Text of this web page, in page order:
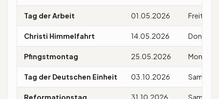
Tag der Arbeit 01.05.2026 Freitag
Christi Himmelfahrt 14.05.2026
Pfingstmontag 25.05.2026 Montag
Tag der Deutschen Einheit 03.10.2026 Samstag
Reformationstag 31.10.2026 Samstag